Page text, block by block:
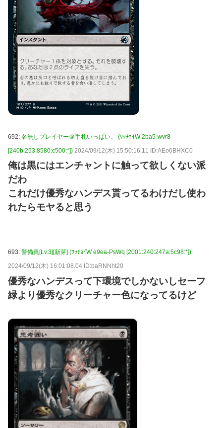
692: 名無しプレイヤー＠手札いっぱい。 (ﾜｯﾁｮｲW 2ba5-wvr8
[240b:253:8580:c500:*]) 2024/09/12(木) 15:50:16.11 ID:AEo6BHXC0
俺は黒にはエンチャントに触って欲しくない派
だわ
これだけ優秀なハンデス貰ってるわけだし使わ
れたらモヤると思う
693: 警備員[Lv.3][新芽] (ﾜｯﾁｮｲW e9ea-PsWq [2001:240:247a:5c98:*])
2024/09/12(木) 16:01:08.04 ID:baRNNht20
優秀なハンデスって下環境でしかないしセーフ
緑より優秀なクリーチャー色になってるけど